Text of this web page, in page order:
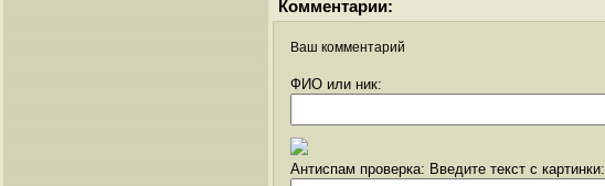
Комментарии:
Ваш комментарий
ФИО или ник:
Антиспам проверка: Введите текст с картинки: